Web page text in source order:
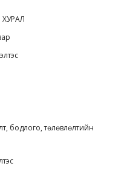
ХУРАЛ
бодлого, төлөвлөлтийн